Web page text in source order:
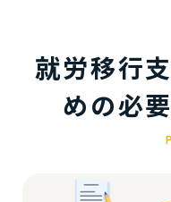
就労移行
めの必